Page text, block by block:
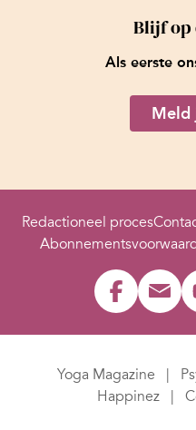
Blijf op
Als eerste
Meld
Redactioneel proces
Yoga Magazine
Happinez